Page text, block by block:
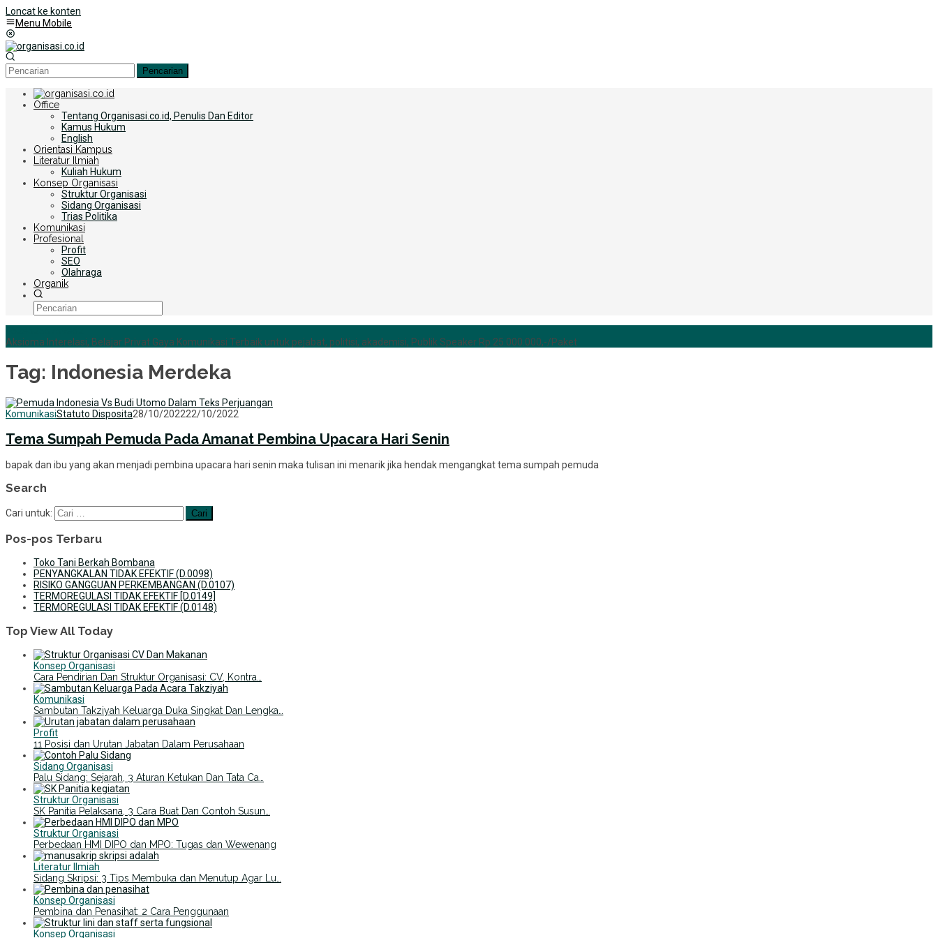
Loncat ke konten
Menu Mobile
Pencarian
Office
Tentang Organisasi.co.id, Penulis Dan Editor
Kamus Hukum
English
Orientasi Kampus
Literatur Ilmiah
Kuliah Hukum
Konsep Organisasi
Struktur Organisasi
Sidang Organisasi
Trias Politika
Komunikasi
Profesional
Profit
SEO
Olahraga
Organik
Aksioma Interelasi, Belajar Privat Gaya Komunikasi Terbaik untuk pejabat, politisi, akademisi, Publik Speaker Rp 25.000.000,-/Paket
Tag: Indonesia Merdeka
KomunikasiStatuto Disposita28/10/202222/10/2022
Tema Sumpah Pemuda Pada Amanat Pembina Upacara Hari Senin
bapak dan ibu yang akan menjadi pembina upacara hari senin maka tulisan ini menarik jika hendak mengangkat tema sumpah pemuda
Search
Cari untuk:
Pos-pos Terbaru
Toko Tani Berkah Bombana
PENYANGKALAN TIDAK EFEKTIF (D.0098)
RISIKO GANGGUAN PERKEMBANGAN (D.0107)
TERMOREGULASI TIDAK EFEKTIF [D.0149]
TERMOREGULASI TIDAK EFEKTIF (D.0148)
Top View All Today
Konsep Organisasi
Cara Pendirian Dan Struktur Organisasi: CV, Kontra…
Komunikasi
Sambutan Takziyah Keluarga Duka Singkat Dan Lengka…
Profit
11 Posisi dan Urutan Jabatan Dalam Perusahaan
Sidang Organisasi
Palu Sidang: Sejarah, 3 Aturan Ketukan Dan Tata Ca…
Struktur Organisasi
SK Panitia Pelaksana, 3 Cara Buat Dan Contoh Susun…
Struktur Organisasi
Perbedaan HMI DIPO dan MPO: Tugas dan Wewenang
Literatur Ilmiah
Sidang Skripsi: 3 Tips Membuka dan Menutup Agar Lu…
Konsep Organisasi
Pembina dan Penasihat: 2 Cara Penggunaan
Konsep Organisasi